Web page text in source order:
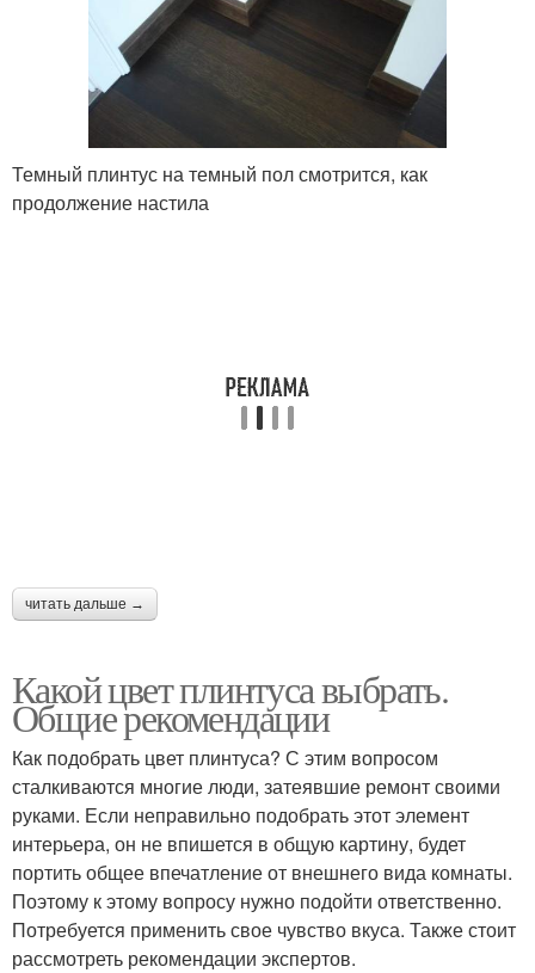
Темный плинтус на темный пол смотрится, как
продолжение настила
читать дальше →
Какой цвет плинтуса выбрать.
Общие рекомендации
Как подобрать цвет плинтуса? С этим вопросом
сталкиваются многие люди, затеявшие ремонт своими
руками. Если неправильно подобрать этот элемент
интерьера, он не впишется в общую картину, будет
портить общее впечатление от внешнего вида комнаты.
Поэтому к этому вопросу нужно подойти ответственно.
Потребуется применить свое чувство вкуса. Также стоит
рассмотреть рекомендации экспертов.